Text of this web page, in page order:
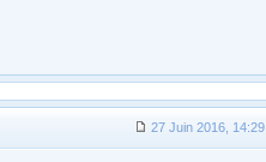
27 Juin 2016, 14:29